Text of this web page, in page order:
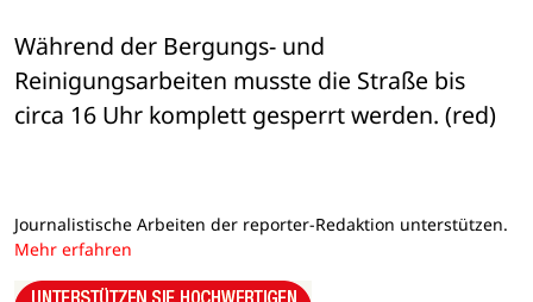
Während der Bergungs- und
Reinigungsarbeiten musste die Straße bis
circa 16 Uhr komplett gesperrt werden. (red)
Journalistische Arbeiten der reporter-Redaktion unterstützen.
Mehr erfahren